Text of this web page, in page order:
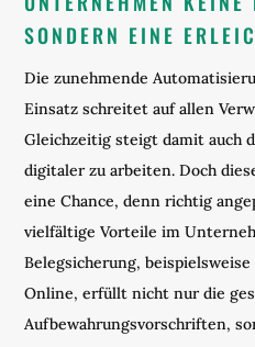
SONDERN EINE
Die zunehmende
Einsatz schreitet auf allen
Gleichzeitig steigt damit auch
digitaler zu arbeiten. Doch
eine Chance, denn richtig
vielfältige Vorteile im
Belegsicherung,
Online, erfüllt nicht nur die
Aufbewahrungsvorschriften,